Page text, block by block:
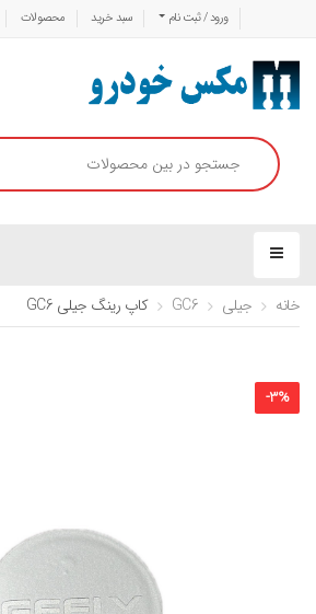
ورود / ثبت نام سبد خرید محصولات
خانه جیلی GC6 کاپ رینگ جیلی GC6
-3%